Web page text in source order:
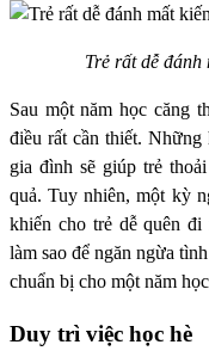
Trẻ rất dễ đánh
Sau một năm học căng
điều rất cần thiết.
gia đình sẽ giúp trẻ
quả. Tuy nhiên, một kỳ
khiến cho trẻ dễ quên
làm sao để ngăn ngừa
chuẩn bị cho một năm
Duy trì việc học hè